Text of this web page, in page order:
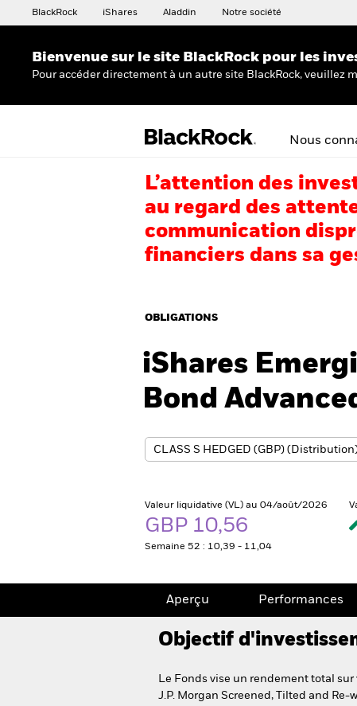
BlackRock iShares Aladdin Notre société
Bienvenue sur le site BlackRock pour les
Pour accéder directement à un autre site BlackRock, veuillez
Nous
L’attention des
au regard des
communication
financiers dans sa
OBLIGATIONS
iShares
Bond
Valeur liquidative (VL) au 04/août/2026
GBP 10,56
Semaine 52 : 10,39 - 11,04
Aperçu Performances
Objectif
Le Fonds vise un rendement total
J.P. Morgan Screened, Tilted and